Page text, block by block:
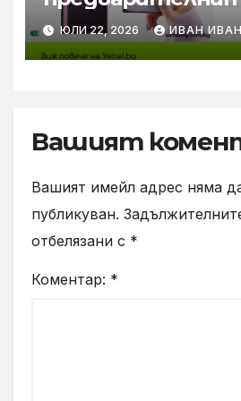
за новите
Flip8, Fold8 и
ЮЛИ 22, 2026 ИВАН
Вашият
Вашият имейл адрес няма
публикуван.
отбелязани с *
Коментар: *